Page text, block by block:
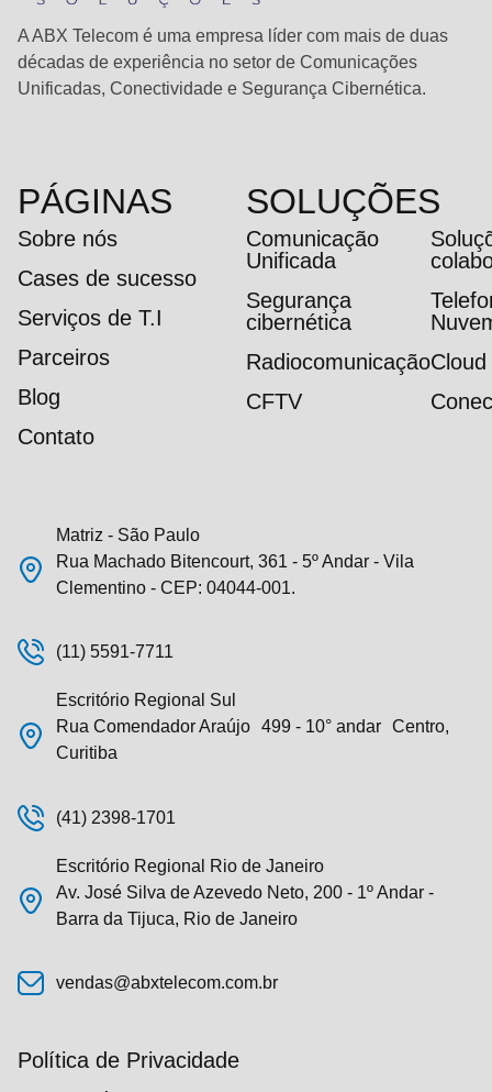
A ABX Telecom é uma empresa líder com mais de duas
décadas de experiência no setor de Comunicações
Unificadas, Conectividade e Segurança Cibernética.
PÁGINAS
Sobre nós
Cases de sucesso
Serviços de T.I
Parceiros
Blog
Contato
SOLUÇÕES
Comunicação
Unificada
Segurança
cibernética
RadiocomunicaçãoCloud
CFTV
Matriz - São Paulo
Rua Machado Bitencourt, 361 - 5º Andar - Vila
Clementino - CEP: 04044-001.
(11) 5591-7711
Escritório Regional Sul
Rua Comendador Araújo 499 - 10° andar Centro,
Curitiba
(41) 2398-1701
Escritório Regional Rio de Janeiro
Av. José Silva de Azevedo Neto, 200 - 1º Andar -
Barra da Tijuca, Rio de Janeiro
vendas@abxtelecom.com.br
Política de Privacidade